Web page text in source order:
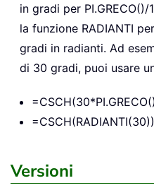
in gradi per
la funzione RADIANTI
gradi in radianti. Ad
di 30 gradi, puoi usare
=CSCH(RADIANTI(30))
Versioni